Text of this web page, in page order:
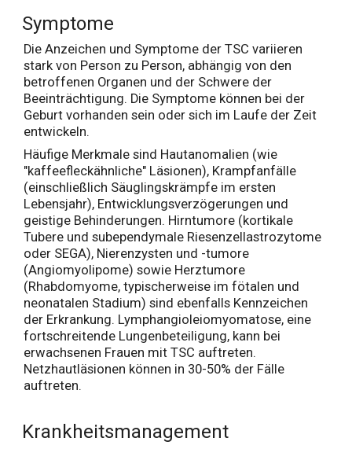
Symptome
Die Anzeichen und Symptome der TSC variieren
stark von Person zu Person, abhängig von den
betroffenen Organen und der Schwere der
Beeinträchtigung. Die Symptome können bei der
Geburt vorhanden sein oder sich im Laufe der Zeit
entwickeln.
Häufige Merkmale sind Hautanomalien (wie
"kaffeefleckähnliche" Läsionen), Krampfanfälle
(einschließlich Säuglingskrämpfe im ersten
Lebensjahr), Entwicklungsverzögerungen und
geistige Behinderungen. Hirntumore (kortikale
Tubere und subependymale Riesenzellastrozytome
oder SEGA), Nierenzysten und -tumore
(Angiomyolipome) sowie Herztumore
(Rhabdomyome, typischerweise im fötalen und
neonatalen Stadium) sind ebenfalls Kennzeichen
der Erkrankung. Lymphangioleiomyomatose, eine
fortschreitende Lungenbeteiligung, kann bei
erwachsenen Frauen mit TSC auftreten.
Netzhautläsionen können in 30-50% der Fälle
auftreten.
Krankheitsmanagement